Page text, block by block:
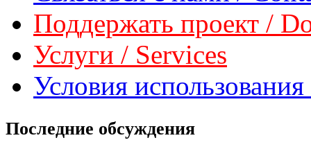
Поддержать проект /
Услуги / Services
Условия
Последние обсуждения